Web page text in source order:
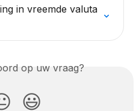
in vreemde valuta
op uw vraag?
😃